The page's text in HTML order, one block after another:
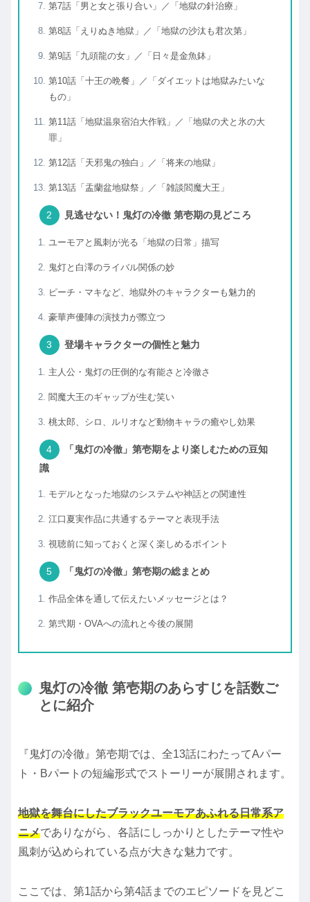
第7話「男と女と張り合い」／「地獄の針治療」
第8話「えりぬき地獄」／「地獄の沙汰も君次第」
第9話「九頭龍の女」／「日々是金魚鉢」
第10話「十王の晩餐」／「ダイエットは地獄みたいな
もの」
第11話「地獄温泉宿泊大作戦」／「地獄の犬と氷の大
罪」
第12話「天邪鬼の独白」／「将来の地獄」
第13話「盂蘭盆地獄祭」／「雑談閻魔大王」
見逃せない！鬼灯の冷徹 第壱期の見どころ
ユーモアと風刺が光る「地獄の日常」描写
鬼灯と白澤のライバル関係の妙
ピーチ・マキなど、地獄外のキャラクターも魅力的
豪華声優陣の演技力が際立つ
登場キャラクターの個性と魅力
主人公・鬼灯の圧倒的な有能さと冷徹さ
閻魔大王のギャップが生む笑い
桃太郎、シロ、ルリオなど動物キャラの癒やし効果
「鬼灯の冷徹」第壱期をより楽しむための豆知
識
モデルとなった地獄のシステムや神話との関連性
江口夏実作品に共通するテーマと表現手法
視聴前に知っておくと深く楽しめるポイント
「鬼灯の冷徹」第壱期の総まとめ
作品全体を通して伝えたいメッセージとは？
第弐期・OVAへの流れと今後の展開
鬼灯の冷徹 第壱期のあらすじを話数ご
とに紹介
『鬼灯の冷徹』第壱期では、全13話にわたってAパー
ト・Bパートの短編形式でストーリーが展開されます。
地獄を舞台にしたブラックユーモアあふれる日常系ア
ニメでありながら、各話にしっかりとしたテーマ性や
風刺が込められている点が大きな魅力です。
ここでは、第1話から第4話までのエピソードを見どこ